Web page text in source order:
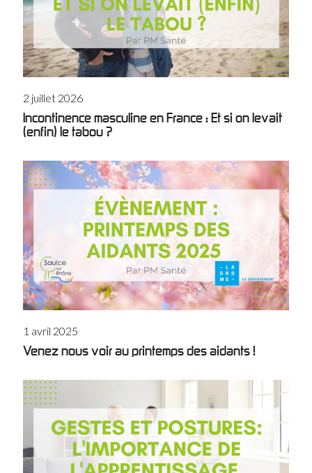
2 juillet 2026
Incontinence masculine en France : Et si on levait
(enfin) le tabou ?
1 avril 2025
Venez nous voir au printemps des aidants !